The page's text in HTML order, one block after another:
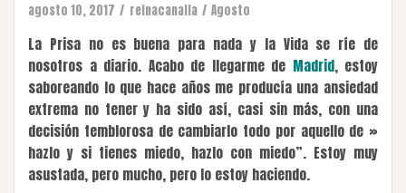
agosto 10, 2017 reinacanalla Agosto
La Prisa no es buena para nada y la Vida se ríe de
nosotros a diario. Acabo de llegarme de Madrid, estoy
saboreando lo que hace años me producía una ansiedad
extrema no tener y ha sido así, casi sin más, con una
decisión temblorosa de cambiarlo todo por aquello de »
hazlo y si tienes miedo, hazlo con miedo”. Estoy muy
asustada, pero mucho, pero lo estoy haciendo.